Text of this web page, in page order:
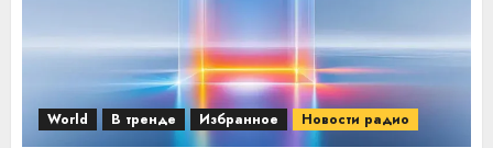
World В тренде Избранное Новости радио